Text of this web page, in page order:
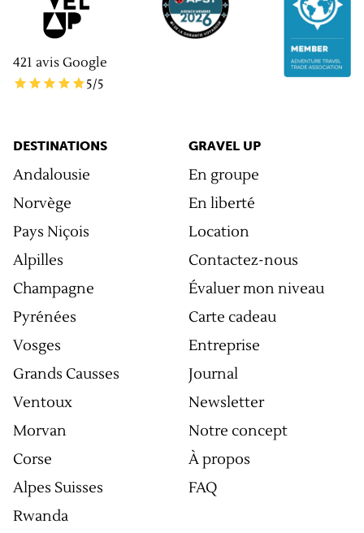
421 avis Google
5/5
DESTINATIONS
Andalousie
Norvège
Pays Niçois
Alpilles
Champagne
Pyrénées
Vosges
Grands Causses
Ventoux
Morvan
Corse
Alpes Suisses
Rwanda
GRAVEL UP
En groupe
En liberté
Location
Contactez-nous
Évaluer mon niveau
Carte cadeau
Entreprise
Journal
Newsletter
Notre concept
À propos
FAQ